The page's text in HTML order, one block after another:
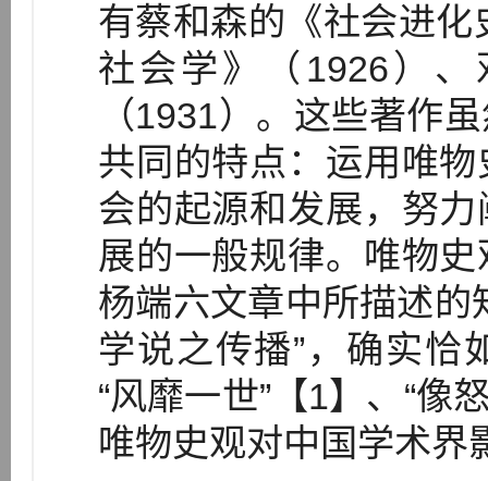
有蔡和森的《社会进
社会学》（1926）
（1931）。这些著作
共同的特点：运用唯
会的起源和发展，努
展的一般规律。唯物
杨端六文章中所描述的
学说之传播”，确实恰
“风靡一世”【1】、“像
唯物史观对中国学术界